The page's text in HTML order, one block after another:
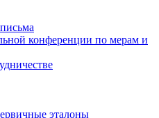
конференции по мерам и
эталоны